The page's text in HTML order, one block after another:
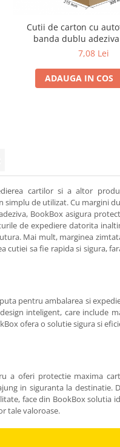
Cutii de carton cu
banda dublu
300x215x212
7,08 Lei
ADAUGA IN COS
cartilor si a altor
de utilizat. Cu margini
BookBox asigura
de expediere datorita
Mai mult, marginea
cutiei sa fie rapida si sigura,
pentru ambalarea si
inteligent, care include
ofera o solutie sigura si
a oferi protectie maxima
in siguranta la destinatie.
face din BookBox solutia
tale valoroase.